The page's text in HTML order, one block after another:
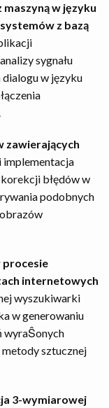
w języku
z bazą
sygnału
w języku
zawierających
implementacja
błędów w
podobnych
procesie
internetowych
wyszukiwarki
w generowaniu
wyraŜonych
sztucznej
3-wymiarowej